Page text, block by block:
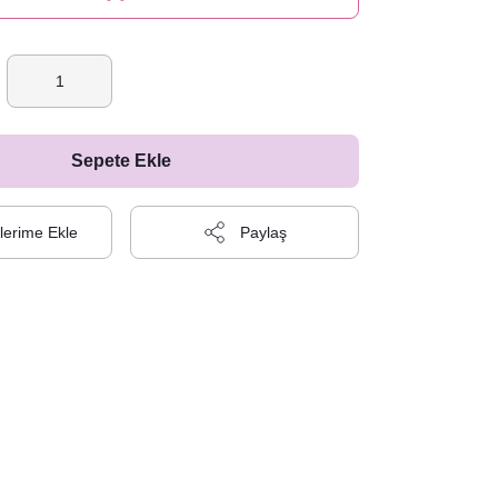
Sepete Ekle
Paylaş